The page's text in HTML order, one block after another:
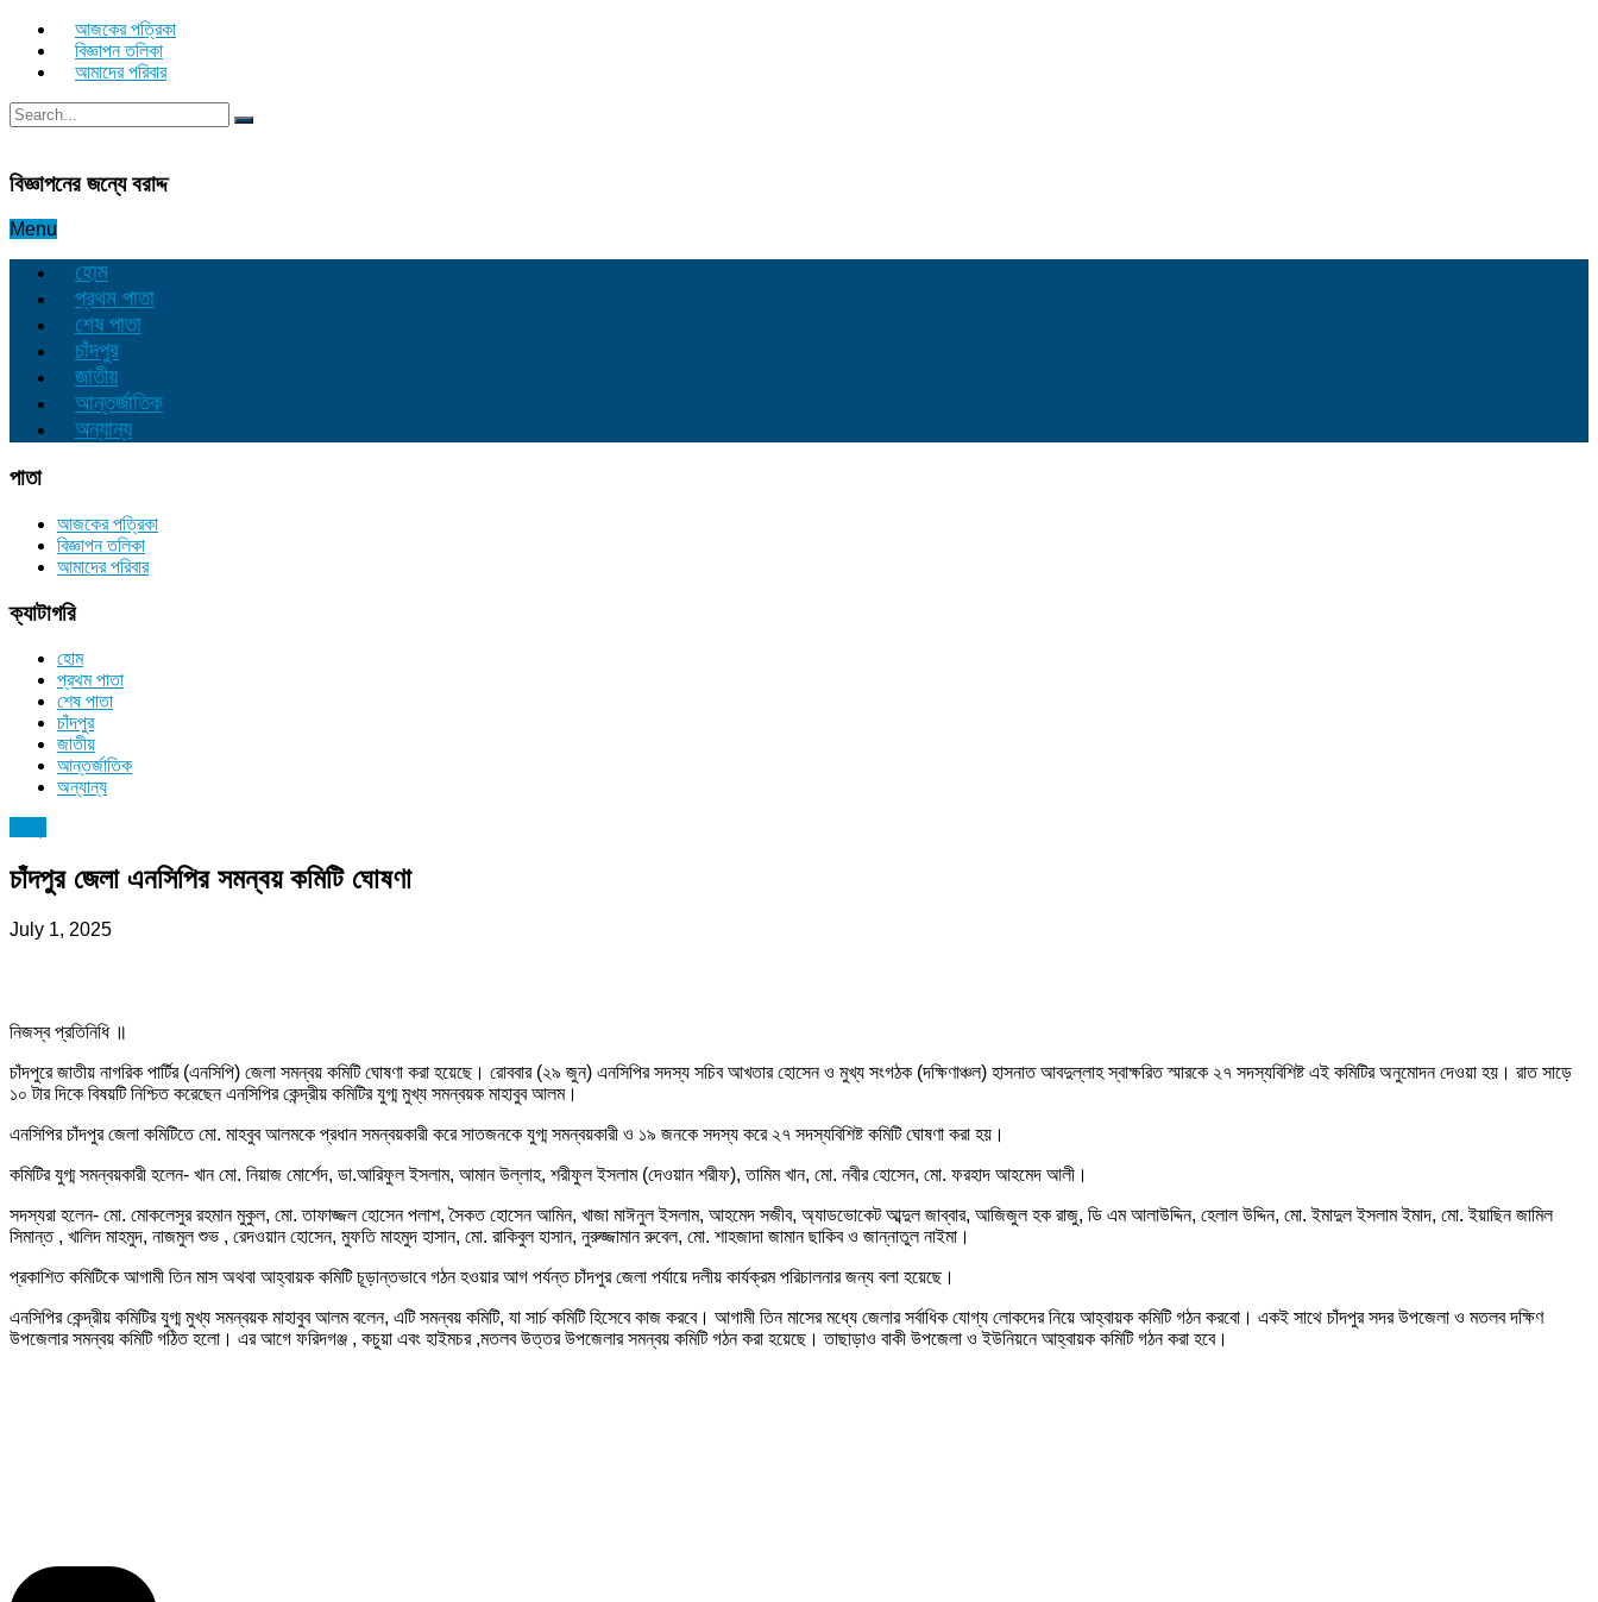
আজকের পত্রিকা
বিজ্ঞাপন তলিকা
আমাদের পরিবার
বিজ্ঞাপনের জন্যে বরাদ্দ
Menu
হোম
প্রথম পাতা
শেষ পাতা
চাঁদপুর
জাতীয়
আন্তর্জাতিক
অন্যান্য
পাতা
আজকের পত্রিকা
বিজ্ঞাপন তলিকা
আমাদের পরিবার
ক্যাটাগরি
হোম
প্রথম পাতা
শেষ পাতা
চাঁদপুর
জাতীয়
আন্তর্জাতিক
অন্যান্য
চাঁদপুর জেলা এনসিপির সমন্বয় কমিটি ঘোষণা
July 1, 2025
নিজস্ব প্রতিনিধি ॥
চাঁদপুরে জাতীয় নাগরিক পার্টির (এনসিপি) জেলা সমন্বয় কমিটি ঘোষণা করা হয়েছে। রোববার (২৯ জুন) এনসিপির সদস্য সচিব আখতার হোসেন ও মুখ্য সংগঠক (দক্ষিণাঞ্চল) হাসনাত আবদুল্লাহ স্বাক্ষরিত স্মারকে ২৭ সদস্যবিশিষ্ট এই কমিটির অনুমোদন দেওয়া হয়। রাত সাড়ে
১০ টার দিকে বিষয়টি নিশ্চিত করেছেন এনসিপির কেন্দ্রীয় কমিটির যুগ্ম মুখ্য সমন্বয়ক মাহাবুব আলম।
এনসিপির চাঁদপুর জেলা কমিটিতে মো. মাহবুব আলমকে প্রধান সমন্বয়কারী করে সাতজনকে যুগ্ম সমন্বয়কারী ও ১৯ জনকে সদস্য করে ২৭ সদস্যবিশিষ্ট কমিটি ঘোষণা করা হয়।
কমিটির যুগ্ম সমন্বয়কারী হলেন- খান মো. নিয়াজ মোর্শেদ, ডা.আরিফুল ইসলাম, আমান উল্লাহ, শরীফুল ইসলাম (দেওয়ান শরীফ), তামিম খান, মো. নবীর হোসেন, মো. ফরহাদ আহমেদ আলী।
সদস্যরা হলেন- মো. মোকলেসুর রহমান মুকুল, মো. তাফাজ্জল হোসেন পলাশ, সৈকত হোসেন আমিন, খাজা মাঈনুল ইসলাম, আহমেদ সজীব, অ্যাডভোকেট আব্দুল জাব্বার, আজিজুল হক রাজু, ডি এম আলাউদ্দিন, হেলাল উদ্দিন, মো. ইমাদুল ইসলাম ইমাদ, মো. ইয়াছিন জামিল
সিমান্ত , খালিদ মাহমুদ, নাজমুল শুভ , রেদওয়ান হোসেন, মুফতি মাহমুদ হাসান, মো. রাকিবুল হাসান, নুরুজ্জামান রুবেল, মো. শাহজাদা জামান ছাকিব ও জান্নাতুল নাইমা।
প্রকাশিত কমিটিকে আগামী তিন মাস অথবা আহ্বায়ক কমিটি চূড়ান্তভাবে গঠন হওয়ার আগ পর্যন্ত চাঁদপুর জেলা পর্যায়ে দলীয় কার্যক্রম পরিচালনার জন্য বলা হয়েছে।
এনসিপির কেন্দ্রীয় কমিটির যুগ্ম মুখ্য সমন্বয়ক মাহাবুব আলম বলেন, এটি সমন্বয় কমিটি, যা সার্চ কমিটি হিসেবে কাজ করবে। আগামী তিন মাসের মধ্যে জেলার সর্বাধিক যোগ্য লোকদের নিয়ে আহ্বায়ক কমিটি গঠন করবো। একই সাথে চাঁদপুর সদর উপজেলা ও মতলব দক্ষিণ
উপজেলার সমন্বয় কমিটি গঠিত হলো। এর আগে ফরিদগঞ্জ , কচুয়া এবং হাইমচর ,মতলব উত্তর উপজেলার সমন্বয় কমিটি গঠন করা হয়েছে। তাছাড়াও বাকী উপজেলা ও ইউনিয়নে আহ্বায়ক কমিটি গঠন করা হবে।